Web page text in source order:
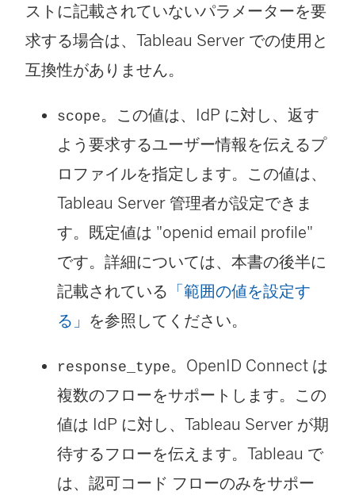
ストに記載されていないパラメーターを要
求する場合は、 Tableau Server での使用と
互換性がありません。
scope。この値は、IdP に対し、返す
よう要求するユーザー情報を伝えるプ
ロファイルを指定します。この値は、
Tableau Server 管理者が設定できま
す。既定値は "openid email profile"
です。詳細については、本書の後半に
記載されている 「範囲の値を設定す
る」 を参照してください。
response_type。OpenID Connect は
複数のフローをサポートします。この
値は IdP に対し、 Tableau Server が期
待するフローを伝えます。Tableau で
は、認可コード フローのみをサポー